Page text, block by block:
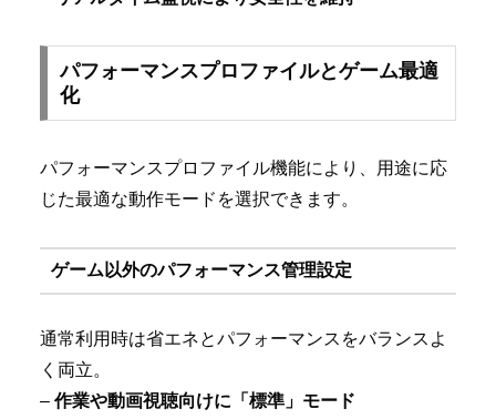
パフォーマンスプロファイルとゲーム最適
化
パフォーマンスプロファイル機能により、用途に応
じた最適な動作モードを選択できます。
ゲーム以外のパフォーマンス管理設定
通常利用時は省エネとパフォーマンスをバランスよ
く両立。
– 作業や動画視聴向けに「標準」モード